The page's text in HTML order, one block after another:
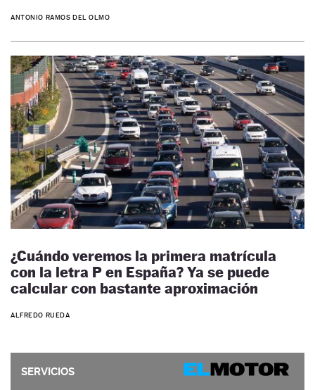
ANTONIO RAMOS DEL OLMO
¿Cuándo veremos la primera matrícula
con la letra P en España? Ya se puede
calcular con bastante aproximación
ALFREDO RUEDA